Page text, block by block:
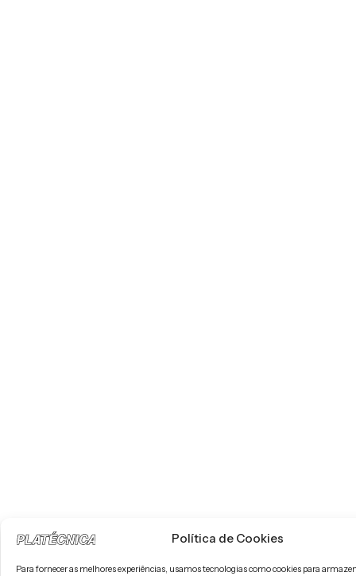
Política de Cookies
Para fornecer as melhores experiências, usamos tecnologias como cookies para